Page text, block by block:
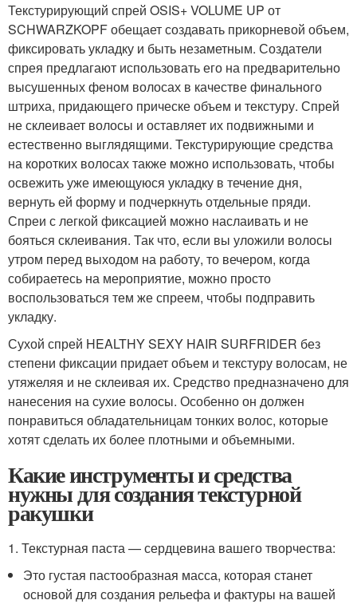
Текстурирующий спрей OSIS+ VOLUME UP от
SCHWARZKOPF обещает создавать прикорневой объем,
фиксировать укладку и быть незаметным. Создатели
спрея предлагают использовать его на предварительно
высушенных феном волосах в качестве финального
штриха, придающего прическе объем и текстуру. Спрей
не склеивает волосы и оставляет их подвижными и
естественно выглядящими. Текстурирующие средства
на коротких волосах также можно использовать, чтобы
освежить уже имеющуюся укладку в течение дня,
вернуть ей форму и подчеркнуть отдельные пряди.
Спреи с легкой фиксацией можно наслаивать и не
бояться склеивания. Так что, если вы уложили волосы
утром перед выходом на работу, то вечером, когда
собираетесь на мероприятие, можно просто
воспользоваться тем же спреем, чтобы подправить
укладку.
Сухой спрей HEALTHY SEXY HAIR SURFRIDER без
степени фиксации придает объем и текстуру волосам, не
утяжеляя и не склеивая их. Средство предназначено для
нанесения на сухие волосы. Особенно он должен
понравиться обладательницам тонких волос, которые
хотят сделать их более плотными и объемными.
Какие инструменты и средства
нужны для создания текстурной
ракушки
1. Текстурная паста — сердцевина вашего творчества:
Это густая пастообразная масса, которая станет
основой для создания рельефа и фактуры на вашей